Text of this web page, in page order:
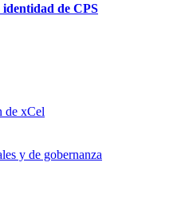
identidad de CPS
de xCel
y de gobernanza